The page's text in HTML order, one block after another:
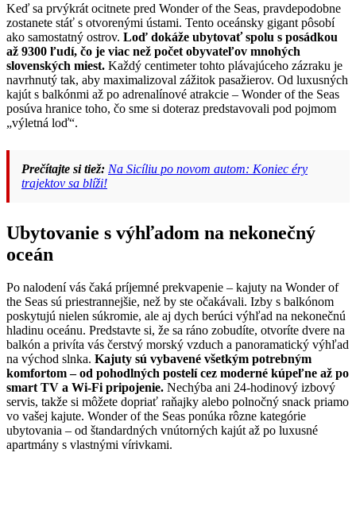
Keď sa prvýkrát ocitnete pred Wonder of the Seas, pravdepodobne
zostanete stáť s otvorenými ústami. Tento oceánsky gigant pôsobí
ako samostatný ostrov. Loď dokáže ubytovať spolu s posádkou
až 9300 ľudí, čo je viac než počet obyvateľov mnohých
slovenských miest. Každý centimeter tohto plávajúceho zázraku je
navrhnutý tak, aby maximalizoval zážitok pasažierov. Od luxusných
kajút s balkónmi až po adrenalínové atrakcie – Wonder of the Seas
posúva hranice toho, čo sme si doteraz predstavovali pod pojmom
„výletná loď“.
Prečítajte si tiež: Na Sicíliu po novom autom: Koniec éry
trajektov sa blíži!
Ubytovanie s výhľadom na nekonečný
oceán
Po nalodení vás čaká príjemné prekvapenie – kajuty na Wonder of
the Seas sú priestrannejšie, než by ste očakávali. Izby s balkónom
poskytujú nielen súkromie, ale aj dych berúci výhľad na nekonečnú
hladinu oceánu. Predstavte si, že sa ráno zobudíte, otvoríte dvere na
balkón a privíta vás čerstvý morský vzduch a panoramatický výhľad
na východ slnka. Kajuty sú vybavené všetkým potrebným
komfortom – od pohodlných postelí cez moderné kúpeľne až po
smart TV a Wi-Fi pripojenie. Nechýba ani 24-hodinový izbový
servis, takže si môžete dopriať raňajky alebo polnočný snack priamo
vo vašej kajute. Wonder of the Seas ponúka rôzne kategórie
ubytovania – od štandardných vnútorných kajút až po luxusné
apartmány s vlastnými vírivkami.